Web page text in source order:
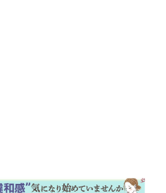
予告。心を許しあう咲子と樹